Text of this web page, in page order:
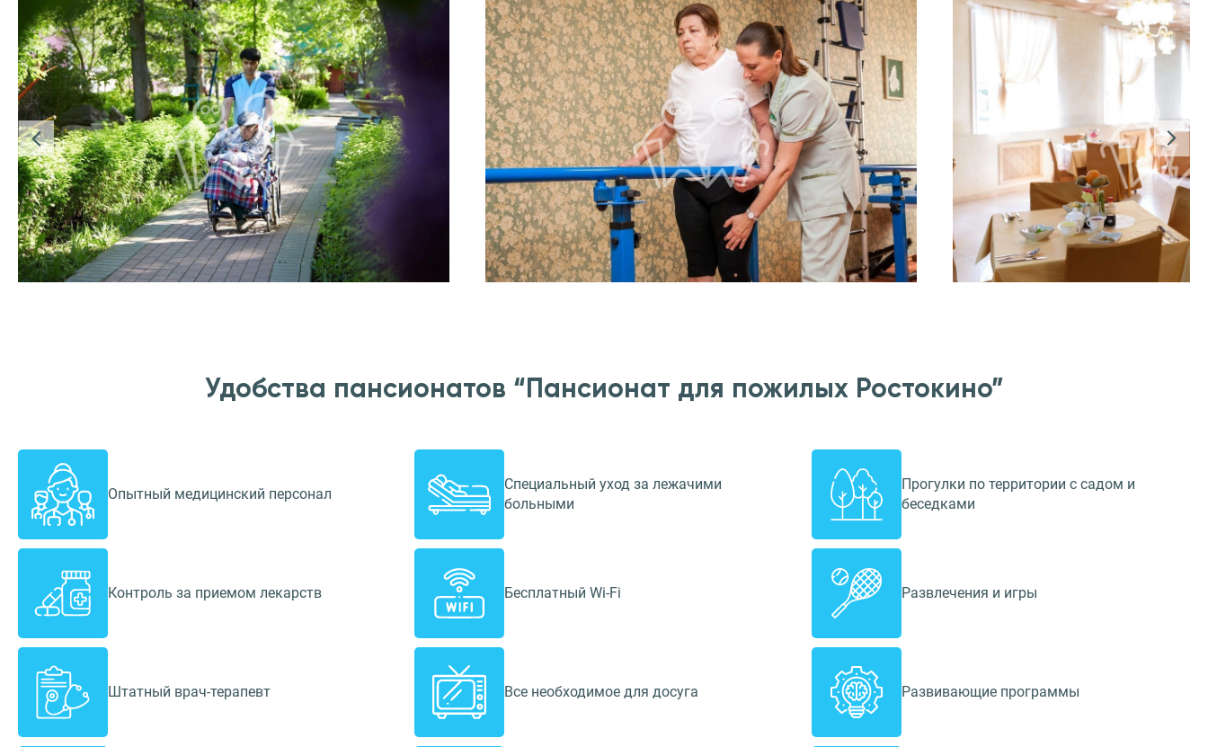
Удобства пансионатов “Пансионат для пожилых Ростокино”
Опытный медицинский персонал
Специальный уход за лежачими
больными
Прогулки по территории с садом и
беседками
Контроль за приемом лекарств Бесплатный Wi-Fi Развлечения и игры
Штатный врач-терапевт Все необходимое для досуга Развивающие программы